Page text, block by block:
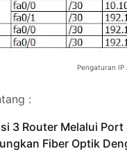
Pengaturan IP
:
3 Router Melalui Port
Fiber Optik